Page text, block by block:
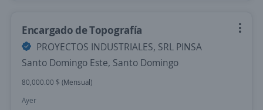
Encargado de Topografía
PROYECTOS INDUSTRIALES, SRL PINSA
Santo Domingo Este, Santo Domingo
80,000.00 $ (Mensual)
Ayer